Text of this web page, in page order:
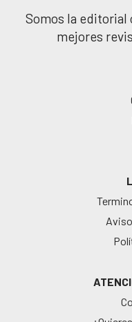
Somos la editorial
mejores